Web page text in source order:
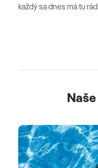
každý sa dnes má tu